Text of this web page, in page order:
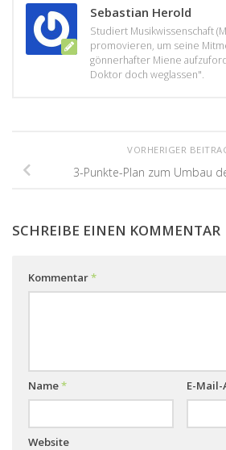
Sebastian Herold
Studiert Musikwissenschaft
promovieren, um seine
gönnerhafter Miene
Doktor doch weglassen".
VORHERIGER
3-Punkte-Plan zum Umbau
SCHREIBE EINEN KOMMENTAR
Kommentar*
Name* E-
Website